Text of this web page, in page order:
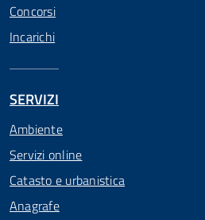
Concorsi
Incarichi
SERVIZI
Ambiente
Servizi online
Catasto e urbanistica
Anagrafe